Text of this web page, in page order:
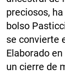
preciosos,
bolso
se convierte
Elaborado
un cierre de